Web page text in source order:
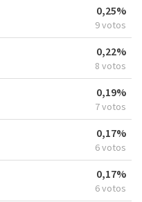
0,25%
9 votos
0,22%
8 votos
0,19%
7 votos
0,17%
6 votos
0,17%
6 votos